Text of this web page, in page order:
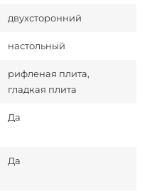
двухсторонний
настольный
рифленая плита,
гладкая плита
Да
Да